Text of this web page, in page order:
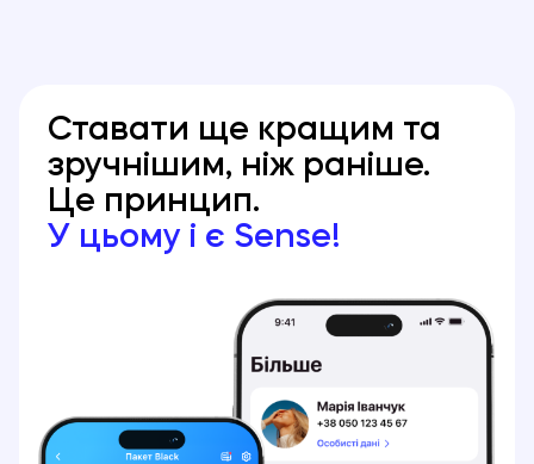
Ставати ще кращим та
зручнішим, ніж раніше.
Це принцип.
У цьому і є Sense!